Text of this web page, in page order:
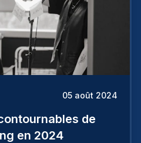
05 août 2024
de
en 2024